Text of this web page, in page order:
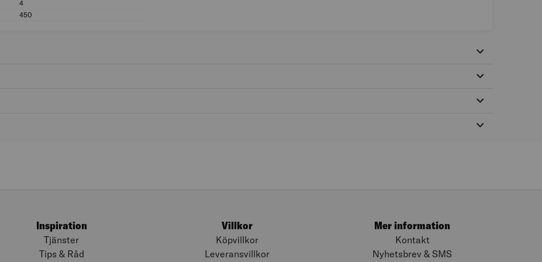
4
450
Inspiration
Tjänster
Tips & Råd
Villkor
Köpvillkor
Leveransvillkor
Mer information
Kontakt
Nyhetsbrev & SMS